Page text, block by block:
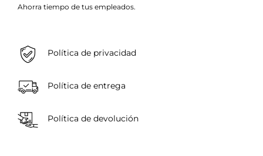
Ahorra tiempo de tus empleados.
Política de privacidad
Política de entrega
Política de devolución